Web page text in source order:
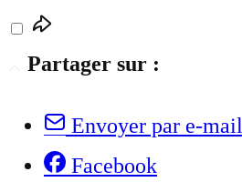
Partager sur :
Envoyer par e-mail
Facebook